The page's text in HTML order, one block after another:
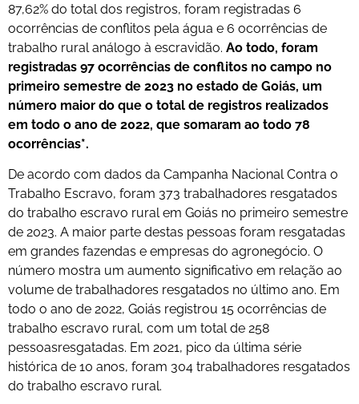
87,62% do total dos registros, foram registradas 6
ocorrências de conflitos pela água e 6 ocorrências de
trabalho rural análogo à escravidão. Ao todo, foram
registradas 97 ocorrências de conflitos no campo no
primeiro semestre de 2023 no estado de Goiás, um
número maior do que o total de registros realizados
em todo o ano de 2022, que somaram ao todo 78
ocorrências*.
De acordo com dados da Campanha Nacional Contra o
Trabalho Escravo, foram 373 trabalhadores resgatados
do trabalho escravo rural em Goiás no primeiro semestre
de 2023. A maior parte destas pessoas foram resgatadas
em grandes fazendas e empresas do agronegócio. O
número mostra um aumento significativo em relação ao
volume de trabalhadores resgatados no último ano. Em
todo o ano de 2022, Goiás registrou 15 ocorrências de
trabalho escravo rural, com um total de 258
pessoasresgatadas. Em 2021, pico da última série
histórica de 10 anos, foram 304 trabalhadores resgatados
do trabalho escravo rural.